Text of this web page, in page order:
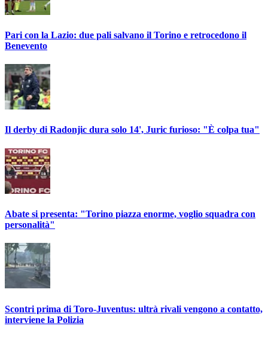
Pari con la Lazio: due pali salvano il Torino e retrocedono il
Benevento
Il derby di Radonjic dura solo 14', Juric furioso: "È colpa tua"
Abate si presenta: "Torino piazza enorme, voglio squadra con
personalità"
Scontri prima di Toro-Juventus: ultrà rivali vengono a contatto,
interviene la Polizia